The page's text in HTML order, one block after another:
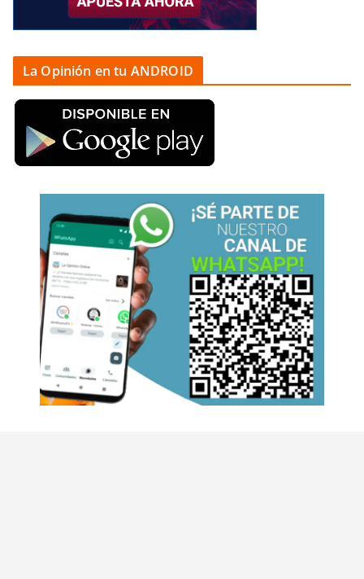
La Opinión en tu ANDROID